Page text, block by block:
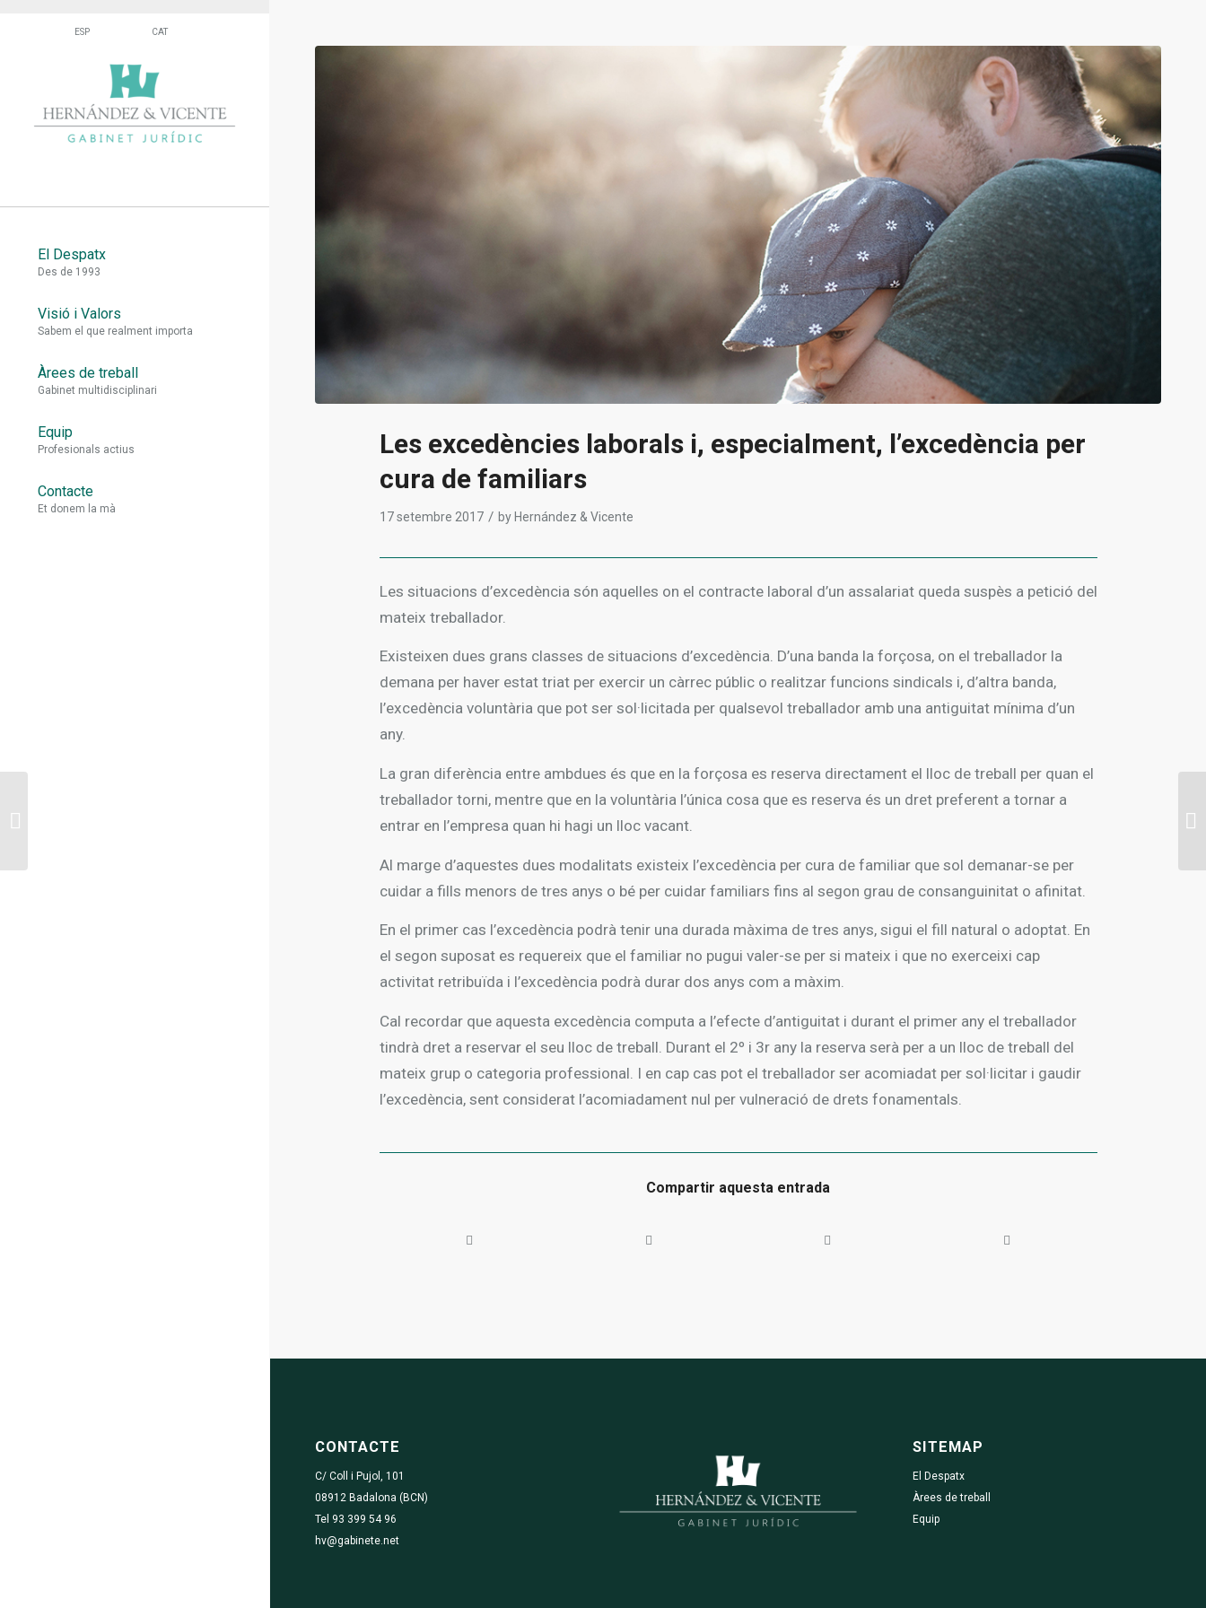
El Despatx
Des de 1993
Visió i Valors
Sabem el que realment importa
Àrees de treball
Gabinet multidisciplinari
Equip
Profesionals actius
Contacte
Et donem la mà
Les excedències laborals i, especialment, l’excedència per
cura de familiars
17 setembre 2017 / by Hernández & Vicente
Les situacions d’excedència són aquelles on el contracte laboral d’un assalariat queda suspès a petició del
mateix treballador.
Existeixen dues grans classes de situacions d’excedència. D’una banda la forçosa, on el treballador la
demana per haver estat triat per exercir un càrrec públic o realitzar funcions sindicals i, d’altra banda,
l’excedència voluntària que pot ser sol·licitada per qualsevol treballador amb una antiguitat mínima d’un
any.
La gran diferència entre ambdues és que en la forçosa es reserva directament el lloc de treball per quan el
treballador torni, mentre que en la voluntària l’única cosa que es reserva és un dret preferent a tornar a
entrar en l’empresa quan hi hagi un lloc vacant.
Al marge d’aquestes dues modalitats existeix l’excedència per cura de familiar que sol demanar-se per
cuidar a fills menors de tres anys o bé per cuidar familiars fins al segon grau de consanguinitat o afinitat.
En el primer cas l’excedència podrà tenir una durada màxima de tres anys, sigui el fill natural o adoptat. En
el segon suposat es requereix que el familiar no pugui valer-se per si mateix i que no exerceixi cap
activitat retribuïda i l’excedència podrà durar dos anys com a màxim.
Cal recordar que aquesta excedència computa a l’efecte d’antiguitat i durant el primer any el treballador
tindrà dret a reservar el seu lloc de treball. Durant el 2º i 3r any la reserva serà per a un lloc de treball del
mateix grup o categoria professional. I en cap cas pot el treballador ser acomiadat per sol·licitar i gaudir
l’excedència, sent considerat l’acomiadament nul per vulneració de drets fonamentals.
Compartir aquesta entrada
CONTACTE
C/ Coll i Pujol, 101
08912 Badalona (BCN)
Tel 93 399 54 96
hv@gabinete.net
SITEMAP
El Despatx
Àrees de treball
Equip